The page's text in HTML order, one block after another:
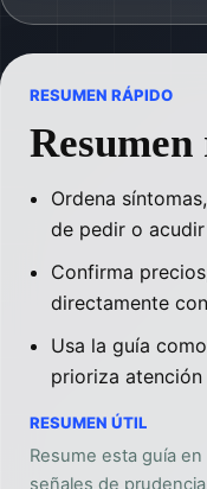
RESUMEN RÁPIDO
Ordena
de pedir o
Confirma
directamente
Usa la guía
prioriza atención
RESUMEN ÚTIL
Resume esta guía
señales de